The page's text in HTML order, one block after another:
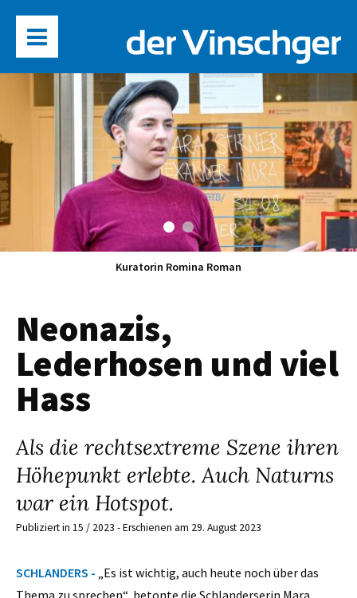
Kuratorin Romina Roman
Neonazis,
Lederhosen und viel
Hass
Als die rechtsextreme Szene ihren
Höhepunkt erlebte. Auch Naturns
war ein Hotspot.
Publiziert in 15 / 2023 - Erschienen am 29. August 2023
SCHLANDERS - „Es ist wichtig, auch heute noch über das
Thema zu sprechen“, betonte die Schlanderserin Mara